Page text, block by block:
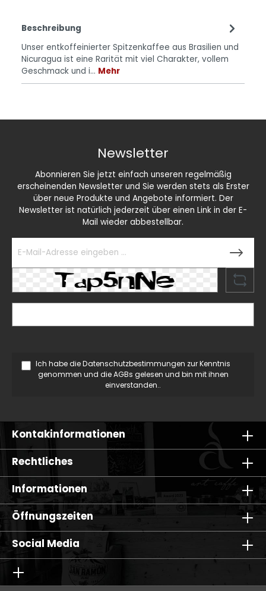
Beschreibung
Unser entkoffeinierter Spitzenkaffee aus Brasilien und
Nicuragua ist eine Rarität mit viel Charakter, vollem
Geschmack und i… Mehr
Newsletter
Abonnieren Sie jetzt einfach unseren regelmäßig
erscheinenden Newsletter und Sie werden stets als Erster
über neue Produkte und Angebote informiert. Der
Newsletter ist natürlich jederzeit über einen Link in der E-
Mail wieder abbestellbar.
Ich habe dieDatenschutzbestimmungen zur Kenntnis
genommen und dieAGBs gelesen und bin mit ihnen
einverstanden..
Kontakinformationen
Rechtliches
Informationen
Öffnungszeiten
Social Media